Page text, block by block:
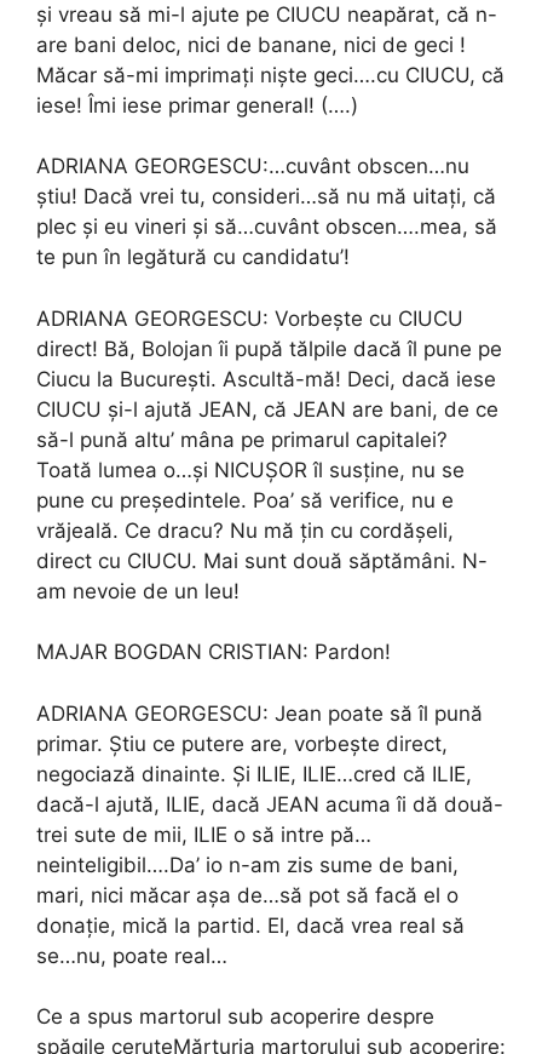
și vreau să mi-l ajute pe CIUCU neapărat, că n-
are bani deloc, nici de banane, nici de geci !
Măcar să-mi imprimați niște geci….cu CIUCU, că
iese! Îmi iese primar general! (….)
ADRIANA GEORGESCU:…cuvânt obscen…nu
știu! Dacă vrei tu, consideri…să nu mă uitați, că
plec și eu vineri și să…cuvânt obscen….mea, să
te pun în legătură cu candidatu’!
ADRIANA GEORGESCU: Vorbește cu CIUCU
direct! Bă, Bolojan îi pupă tălpile dacă îl pune pe
Ciucu la București. Ascultă-mă! Deci, dacă iese
CIUCU și-l ajută JEAN, că JEAN are bani, de ce
să-l pună altu’ mâna pe primarul capitalei?
Toată lumea o…și NICUȘOR îl susține, nu se
pune cu președintele. Poa’ să verifice, nu e
vrăjeală. Ce dracu? Nu mă țin cu cordășeli,
direct cu CIUCU. Mai sunt două săptămâni. N-
am nevoie de un leu!
MAJAR BOGDAN CRISTIAN: Pardon!
ADRIANA GEORGESCU: Jean poate să îl pună
primar. Știu ce putere are, vorbește direct,
negociază dinainte. Și ILIE, ILIE…cred că ILIE,
dacă-l ajută, ILIE, dacă JEAN acuma îi dă două-
trei sute de mii, ILIE o să intre pă…
neinteligibil….Da’ io n-am zis sume de bani,
mari, nici măcar așa de…să pot să facă el o
donație, mică la partid. El, dacă vrea real să
se…nu, poate real…
Ce a spus martorul sub acoperire despre
șpăgile ceruteMărturia martorului sub acoperire: